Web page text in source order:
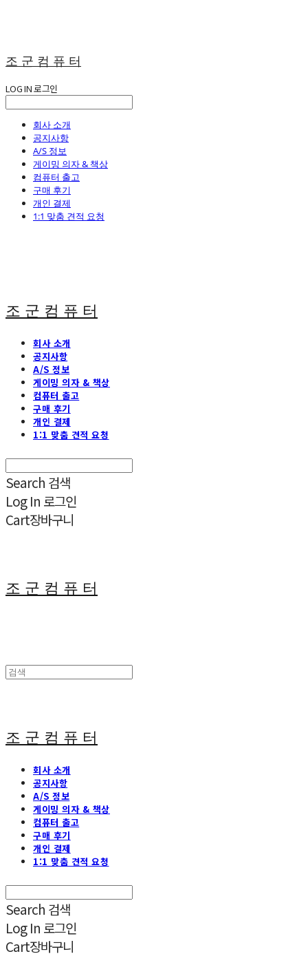
조 군 컴 퓨 터
LOG IN로그인
회사 소개
공지사항
A/S 정보
게이밍 의자 & 책상
컴퓨터 출고
구매 후기
개인 결제
1:1 맞춤 견적 요청
조 군 컴 퓨 터
회사 소개
공지사항
A/S 정보
게이밍 의자 & 책상
컴퓨터 출고
구매 후기
개인 결제
1:1 맞춤 견적 요청
Search 검색
Log In 로그인
Cart장바구니
조 군 컴 퓨 터
조 군 컴 퓨 터
회사 소개
공지사항
A/S 정보
게이밍 의자 & 책상
컴퓨터 출고
구매 후기
개인 결제
1:1 맞춤 견적 요청
Search 검색
Log In 로그인
Cart장바구니